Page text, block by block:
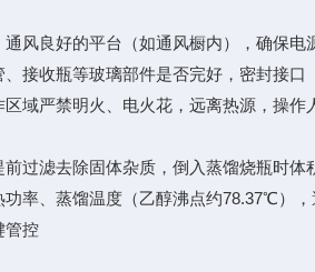
风良好的平台（如通风橱内），确保
接收瓶等玻璃部件是否完好，密封接
域严禁明火、电火花，远离热源，操
过滤去除固体杂质，倒入蒸馏烧瓶时
率、蒸馏温度（乙醇沸点约78.37℃）
管控